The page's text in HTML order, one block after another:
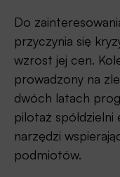
Do
przyczynia się
wzrost jej cen.
prowadzony na
dwóch latach
pilotaż
narzędzi
podmiotów.